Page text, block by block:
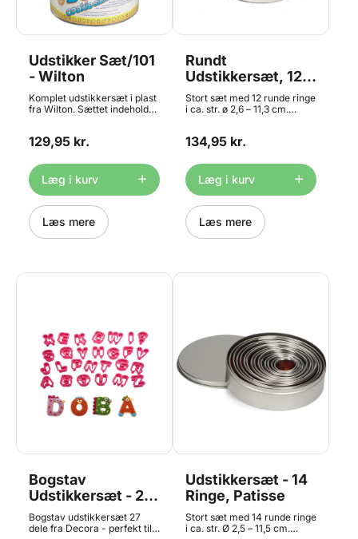
Udstikker Sæt/101
- Wilton
Komplet udstikkersæt i plast
fra Wilton. Sættet indeholder
det både kan bruges til
valentine og meget mere.
Ideelt til cookies, brownies,
marcipan, fondant m.m. Den
gennemsnitlige størrelse er
ca. 9 cm.
Produktinformation: Før
første og efter hver brug,
129,95 kr.
Læg i kurv
Læs mere
Rundt
Udstikkersæt, 12
stk.
Stort sæt med 12 runde ringe
i ca. str. ø 2,6 – 11,3 cm.
lavet i metal. Udstikkerne er
silikonegreb. Bruges til alle
former for udstik, og er
særdeles velegnet til at
forme ringene til
kransekagetoppe også
Maskinopvask anbefales
ikke.
134,95 kr.
Læg i kurv
Læs mere
Bogstav
Udstikkersæt - 27
dele 5cm, Decora
Bogstav udstikkersæt 27
dele fra Decora - perfekt til
Udstikkersæt - 14
Ringe, Patisse
Stort sæt med 14 runde ringe
i ca. str. Ø 2,5 – 11,5 cm.